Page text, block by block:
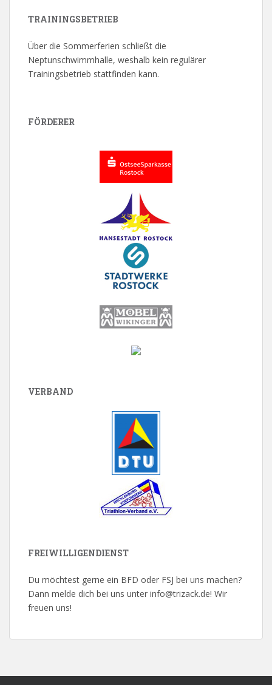
TRAININGSBETRIEB
Über die Sommerferien schließt die
Neptunschwimmhalle, weshalb kein regulärer
Trainingsbetrieb stattfinden kann.
FÖRDERER
VERBAND
FREIWILLIGENDIENST
Du möchtest gerne ein BFD oder FSJ bei uns machen?
Dann melde dich bei uns unter info@trizack.de! Wir
freuen uns!